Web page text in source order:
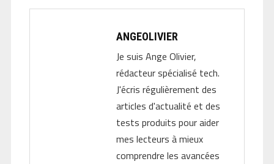
ANGEOLIVIER
Je suis Ange Olivier,
rédacteur spécialisé tech.
J'écris régulièrement des
articles d'actualité et des
tests produits pour aider
mes lecteurs à mieux
comprendre les avancées